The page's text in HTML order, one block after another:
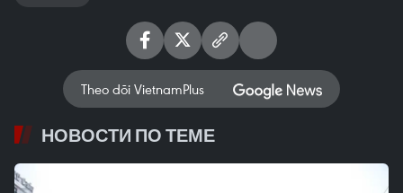
Theo dõi VietnamPlus
НОВОСТИ ПО ТЕМЕ